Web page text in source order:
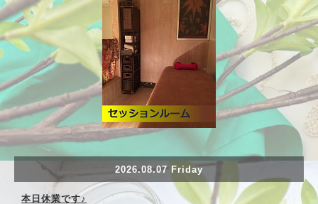
2026.08.07 Friday
本日休業です♪